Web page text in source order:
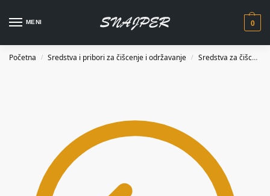
MENI 0
Početna / Sredstva i pribori za čišcenje i održavanje / Sredstva za čišcenje i održavanje